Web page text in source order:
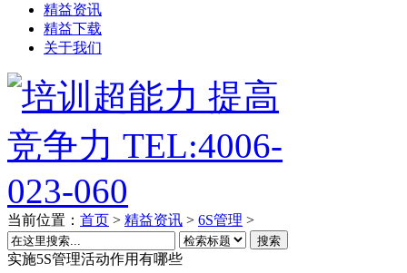
精益资讯
精益下载
关于我们
当前位置： 首页 > 精益资讯 > 6S管理 >
搜索
实施5S管理活动作用有哪些